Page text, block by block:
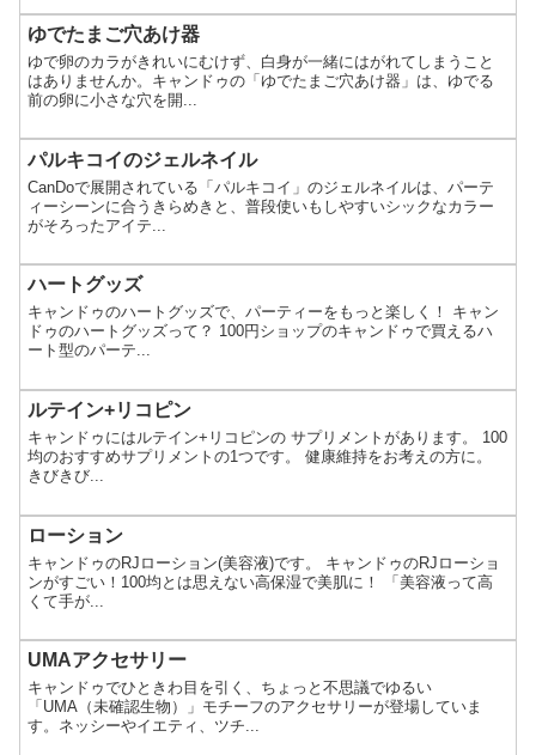
ゆでたまご穴あけ器
ゆで卵のカラがきれいにむけず、白身が一緒にはがれてしまうこと
はありませんか。キャンドゥの「ゆでたまご穴あけ器」は、ゆでる
前の卵に小さな穴を開...
パルキコイのジェルネイル
CanDoで展開されている「パルキコイ」のジェルネイルは、パーテ
ィーシーンに合うきらめきと、普段使いもしやすいシックなカラー
がそろったアイテ...
ハートグッズ
キャンドゥのハートグッズで、パーティーをもっと楽しく！ キャン
ドゥのハートグッズって？ 100円ショップのキャンドゥで買えるハ
ート型のパーテ...
ルテイン+リコピン
キャンドゥにはルテイン+リコピンの サプリメントがあります。 100
均のおすすめサプリメントの1つです。 健康維持をお考えの方に。
きびきび...
ローション
キャンドゥのRJローション(美容液)です。 キャンドゥのRJローショ
ンがすごい！100均とは思えない高保湿で美肌に！ 「美容液って高
くて手が...
UMAアクセサリー
キャンドゥでひときわ目を引く、ちょっと不思議でゆるい
「UMA（未確認生物）」モチーフのアクセサリーが登場していま
す。ネッシーやイエティ、ツチ...